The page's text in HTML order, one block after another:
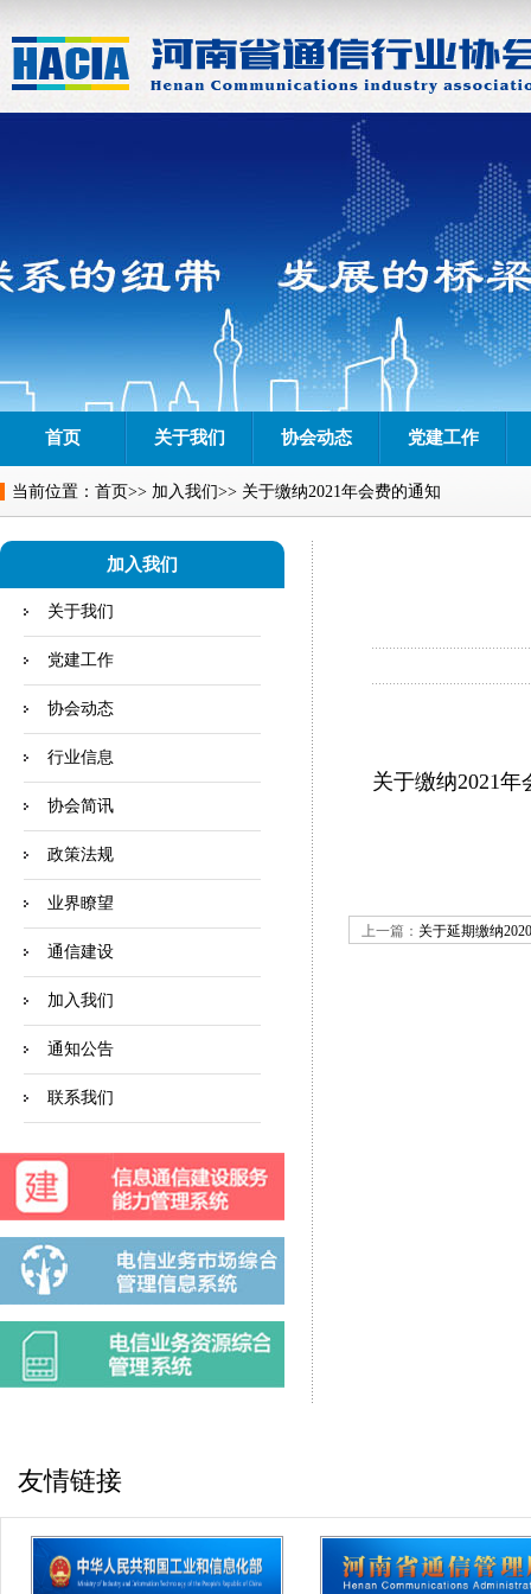
首页 关于我们 协会动态 党建工作
当前位置： 首页>> 加入我们>> 关于缴纳2021年会费的通知
关于缴纳2021年
上一篇： 关于延期缴纳
加入我们
关于我们
党建工作
协会动态
行业信息
协会简讯
政策法规
业界瞭望
通信建设
加入我们
通知公告
联系我们
友情链接